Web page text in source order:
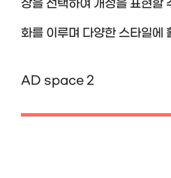
상을 선택하여 개성을 표현할
화를 이루며 다양한 스타일에
AD space 2